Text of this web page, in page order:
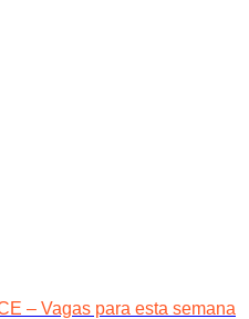
– Vagas para esta semana